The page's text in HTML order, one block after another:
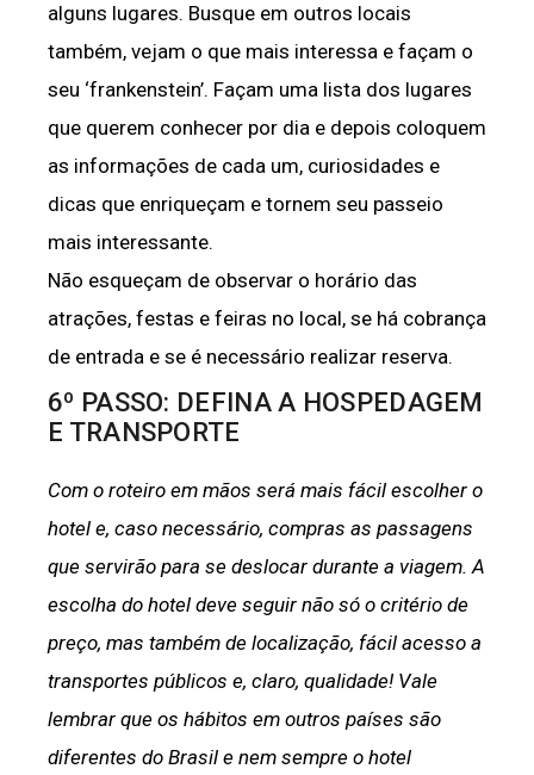
alguns lugares. Busque em outros locais
também, vejam o que mais interessa e façam o
seu ‘frankenstein’. Façam uma lista dos lugares
que querem conhecer por dia e depois coloquem
as informações de cada um, curiosidades e
dicas que enriqueçam e tornem seu passeio
mais interessante.
Não esqueçam de observar o horário das
atrações, festas e feiras no local, se há cobrança
de entrada e se é necessário realizar reserva.
6º PASSO: DEFINA A HOSPEDAGEM
E TRANSPORTE
Com o roteiro em mãos será mais fácil escolher o
hotel e, caso necessário, compras as passagens
que servirão para se deslocar durante a viagem. A
escolha do hotel deve seguir não só o critério de
preço, mas também de localização, fácil acesso a
transportes públicos e, claro, qualidade! Vale
lembrar que os hábitos em outros países são
diferentes do Brasil e nem sempre o hotel